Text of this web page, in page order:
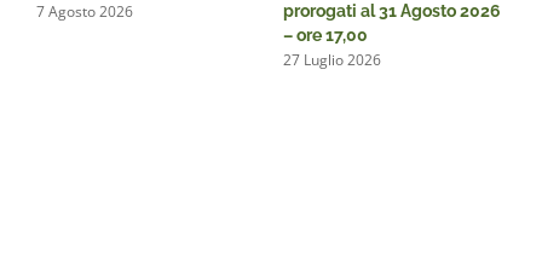
7 Agosto 2026
prorogati al 31 Agosto 2026
– ore 17,00
27 Luglio 2026